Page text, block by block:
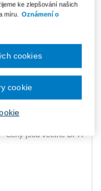
558 Kč
z technických
Budou vám
Ceny jsou včetně DPH
ke zlepšování našich
míru.
Oznámení o
cookies
cookie